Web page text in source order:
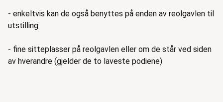
- enkeltvis kan de også benyttes på enden av reolgavlen til
utstilling
- fine sitteplasser på reolgavlen eller om de står ved siden
av hverandre (gjelder de to laveste podiene)